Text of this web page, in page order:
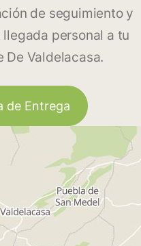
de seguimiento y
personal a tu
De Valdelacasa.
de Entrega